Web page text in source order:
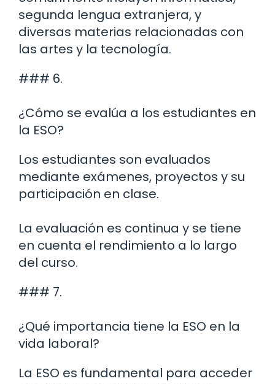
segunda lengua extranjera, y
diversas materias relacionadas con
las artes y la tecnología.
### 6.
¿Cómo se evalúa a los estudiantes en
la ESO?
Los estudiantes son evaluados
mediante exámenes, proyectos y su
participación en clase.
La evaluación es continua y se tiene
en cuenta el rendimiento a lo largo
del curso.
### 7.
¿Qué importancia tiene la ESO en la
vida laboral?
La ESO es fundamental para acceder